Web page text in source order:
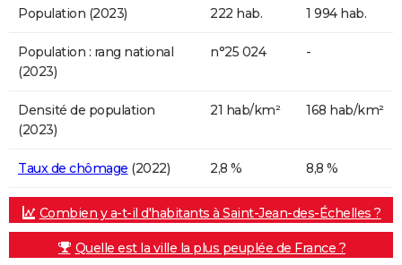
Population (2023) 222 hab. 1 994 hab.
Population : rang national
(2023)
n°25 024 -
Densité de population
(2023)
21 hab/km² 168 hab/km²
Taux de chômage (2022) 2,8 % 8,8 %
Combien y a-t-il d'habitants à Saint-Jean-des-Échelles ?
Quelle est la ville la plus peuplée de France ?